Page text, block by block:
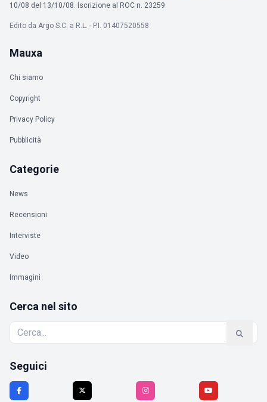
10/08 del 13/10/08. Iscrizione al ROC n. 23259.
Edito da Argo S.C. a R.L. - P.I. 01407520558
Mauxa
Chi siamo
Copyright
Privacy Policy
Pubblicità
Categorie
News
Recensioni
Interviste
Video
Immagini
Cerca nel sito
Seguici